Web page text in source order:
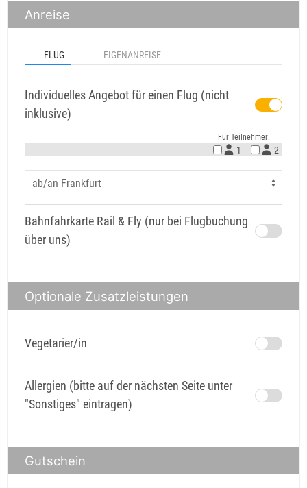
Anreise
FLUG EIGENANREISE
Individuelles Angebot für einen Flug (nicht
inklusive)
Für Teilnehmer:
1 2
Bahnfahrkarte Rail & Fly (nur bei Flugbuchung
über uns)
Optionale Zusatzleistungen
Vegetarier/in
Allergien (bitte auf der nächsten Seite unter
"Sonstiges" eintragen)
Gutschein